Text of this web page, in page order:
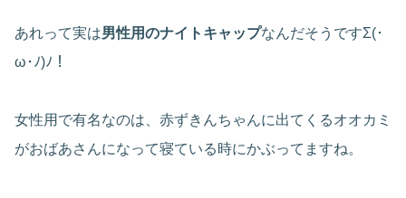
あれって実は男性用のナイトキャップなんだそうですΣ(･
ω･ﾉ)ﾉ！
女性用で有名なのは、赤ずきんちゃんに出てくるオオカミ
がおばあさんになって寝ている時にかぶってますね。